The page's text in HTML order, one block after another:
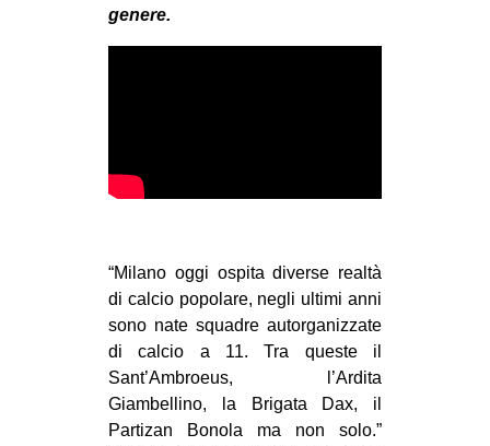
GENERI
PRECARIATO
REPRESSIONE
STUDENTI
CULTURE
ARTE
genere.
“Milano oggi ospita diverse realtà
di calcio popolare, negli ultimi anni
sono nate squadre autorganizzate
di calcio a 11. Tra queste il
Sant’Ambroeus, l’Ardita
Giambellino, la Brigata Dax, il
Partizan Bonola ma non solo.”